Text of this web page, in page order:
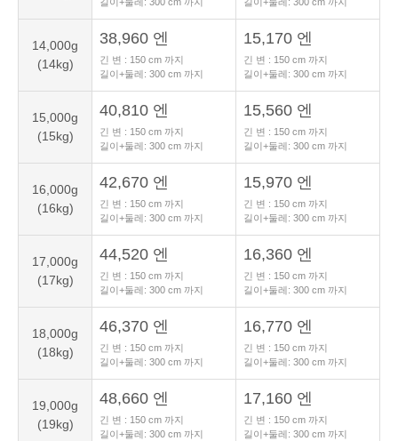
14,000g
(14kg)
38,960 엔
긴 변 : 150 cm 까지
길이+둘레: 300 cm 까지
15,170 엔
긴 변 : 150 cm 까지
길이+둘레: 300 cm 까지
15,000g
(15kg)
40,810 엔
긴 변 : 150 cm 까지
길이+둘레: 300 cm 까지
15,560 엔
긴 변 : 150 cm 까지
길이+둘레: 300 cm 까지
16,000g
(16kg)
42,670 엔
긴 변 : 150 cm 까지
길이+둘레: 300 cm 까지
15,970 엔
긴 변 : 150 cm 까지
길이+둘레: 300 cm 까지
17,000g
(17kg)
44,520 엔
긴 변 : 150 cm 까지
길이+둘레: 300 cm 까지
16,360 엔
긴 변 : 150 cm 까지
길이+둘레: 300 cm 까지
18,000g
(18kg)
46,370 엔
긴 변 : 150 cm 까지
길이+둘레: 300 cm 까지
16,770 엔
긴 변 : 150 cm 까지
길이+둘레: 300 cm 까지
19,000g
(19kg)
48,660 엔
긴 변 : 150 cm 까지
길이+둘레: 300 cm 까지
17,160 엔
긴 변 : 150 cm 까지
길이+둘레: 300 cm 까지